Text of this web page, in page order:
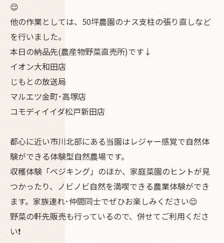
😌
他の作業としては、50坪農園のナス支柱の張り直しなど
を行いました。
本日の納品先(農産物野菜直売所)です↓
イオン大和田店
じもとの放送局
マルエツ金町･高塚店
コモディイイダ松戸新田店
都心に近い市川北部にある当園はレジャー感覚で自然体
験ができる体験型自然農場です。
収穫体験「ベジキング」のほか、家庭菜園のヒントが見
つかったり、ノビノビ自然を満喫できる農業体験ができ
ます。家族連れ･仲間同士でぜひお楽しみください😌
野菜の軒先販売も行っているので、併せてご利用くださ
い❗